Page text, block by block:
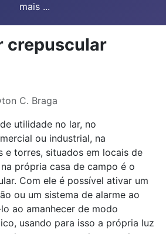
mais ...
crepuscular
C. Braga
utilidade no lar, no
ou industrial, na
e torres, situados em locais de
própria casa de campo é o
Com ele é possível ativar um
ou um sistema de alarme ao
ao amanhecer de modo
usando para isso a própria luz